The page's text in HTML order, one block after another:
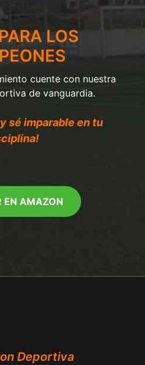
LOS
cuente con nuestra
de vanguardia.
sé imparable en tu
EN AMAZON
Deportiva